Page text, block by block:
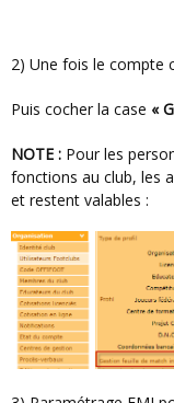
2) Une fois le
Puis cocher la case «
NOTE : Pour les
fonctions au club, les
et restent valables :